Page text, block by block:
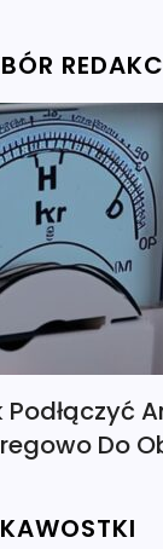
Podłączyć
Do